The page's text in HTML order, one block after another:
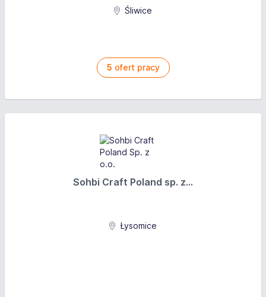
Śliwice
5 ofert pracy
Sohbi Craft Poland sp. z...
Łysomice